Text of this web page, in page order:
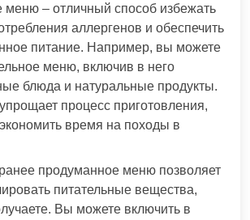
меню – отличный способ избежать
аллергенов и обеспечить
питание. Например, вы можете
меню, включив в него
блюда и натуральные продукты.
процесс приготовления,
время на походы в
продуманное меню позволяет
питательные вещества,
Вы можете включить в